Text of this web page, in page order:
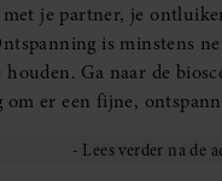
je partner, je
is minstens
houden. Ga naar de
om er een fijne,